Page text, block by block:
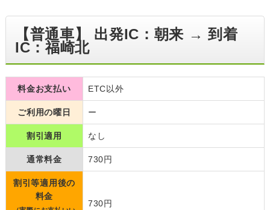
【普通車】 出発IC：朝来 → 到着
IC：福崎北
料金お支払い ETC以外
ご利用の曜日 ー
割引適用 なし
通常料金 730円
割引等適用後の
料金
730円